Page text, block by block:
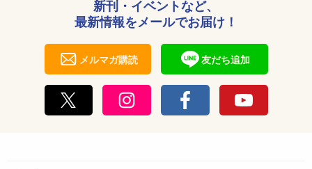
新刊・イベントなど、
最新情報をメールでお届け！
メルマガ購読 友だち追加